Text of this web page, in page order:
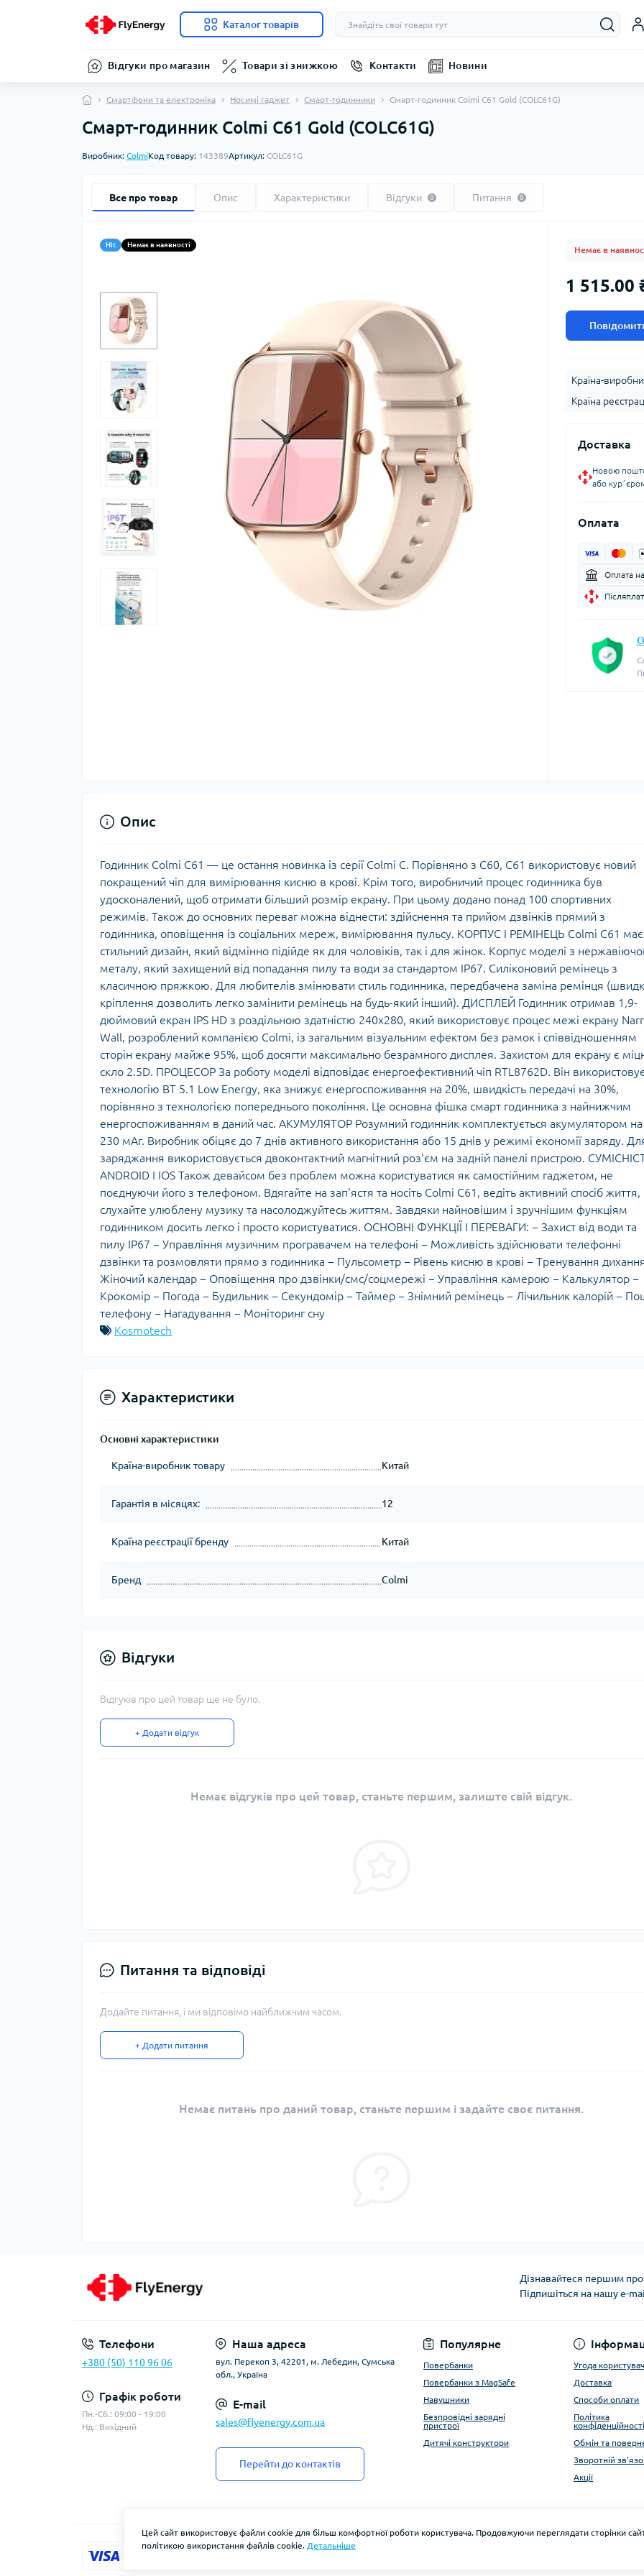
Каталог товарів
Відгуки про магазин Товари зі знижкою Контакти Новини
Смартфони та електроніка Носимі гаджет Смарт-годинники Смарт-годинник Colmi C61 Gold (COLC61G)
Смарт-годинник Colmi C61 Gold (COLC61G)
Виробник: ColmiКод товару: 143389Артикул: COLC61G
Все про товар Опис Характеристики Відгуки 0 Питання 0
Hit Немає в наявності
Немає в
1 515.00
Країна-
Країна
Доставка
Новою
або
Оплата
Оплата
Опис
Годинник Colmi C61 — це остання новинка із серії Colmi C. Порівняно з C60, C61 використовує новий
покращений чіп для вимірювання кисню в крові. Крім того, виробничий процес годинника був
удосконалений, щоб отримати більший розмір екрану. При цьому додано понад 100 спортивних
режимів. Також до основних переваг можна віднести: здійснення та прийом дзвінків прямий з
годинника, оповіщення із соціальних мереж, вимірювання пульсу. КОРПУС І РЕМІНЕЦЬ Colmi C61 має
стильний дизайн, який відмінно підійде як для чоловіків, так і для жінок. Корпус моделі з
металу, який захищений від попадання пилу та води за стандартом IP67. Силіконовий ремінець з
класичною пряжкою. Для любителів змінювати стиль годинника, передбачена заміна ремінця
кріплення дозволить легко замінити ремінець на будь-який інший). ДИСПЛЕЙ Годинник отримав 1,9-
дюймовий екран IPS HD з роздільною здатністю 240x280, який використовує процес межі екрану
Wall, розроблений компанією Colmi, із загальним візуальним ефектом без рамок і співвідношенням
сторін екрану майже 95%, щоб досягти максимально безрамного дисплея. Захистом для екрану є
скло 2.5D. ПРОЦЕСОР За роботу моделі відповідає енергоефективний чіп RTL8762D. Він
технологію BT 5.1 Low Energy, яка знижує енергоспоживання на 20%, швидкість передачі на 30%,
порівняно з технологією попереднього покоління. Це основна фішка смарт годинника з найнижчим
енергоспоживанням в даний час. АКУМУЛЯТОР Розумний годинник комплектується акумулятором на
230 мАг. Виробник обіцяє до 7 днів активного використання або 15 днів у режимі економії заряду.
заряджання використовується двоконтактний магнітний роз'єм на задній панелі пристрою.
ANDROID І IOS Також девайсом без проблем можна користуватися як самостійним гаджетом, не
поєднуючи його з телефоном. Вдягайте на зап'ястя та носіть Colmi C61, ведіть активний спосіб життя,
слухайте улюблену музику та насолоджуйтесь життям. Завдяки найновішим і зручнішим функціям
годинником досить легко і просто користуватися. ОСНОВНІ ФУНКЦІЇ І ПЕРЕВАГИ: − Захист від води та
пилу IP67 − Управління музичним програвачем на телефоні − Можливість здійснювати телефонні
дзвінки та розмовляти прямо з годинника − Пульсометр − Рівень кисню в крові − Тренування
Жіночий календар − Оповіщення про дзвінки/смс/соцмережі − Управління камерою − Калькулятор −
Крокомір − Погода − Будильник − Секундомір − Таймер − Знімний ремінець − Лічильник калорій −
телефону − Нагадування − Моніторинг сну
Kosmotech
Характеристики
Основні характеристики
Країна-виробник товару Китай
Гарантія в місяцях: 12
Країна реєстрації бренду Китай
Бренд Colmi
Відгуки
Відгуків про цей товар ще не було.
+ Додати відгук
Немає відгуків про цей товар, станьте першим, залиште свій відгук.
Питання та відповіді
Додайте питання, і ми відповімо найближчим часом.
+ Додати питання
Немає питань про даний товар, станьте першим і задайте своє питання.
Дізнавайтеся першим про
Підпишіться на нашу e-
Телефони
+380 (50) 110 96 06
Графік роботи
Пн.-Сб.: 09:00 - 19:00
Нд.: Вихідний
Наша адреса
вул. Перекоп 3, 42201, м. Лебедин, Сумська
обл., Україна
E-mail
sales@flyenergy.com.ua
Перейти до контактів
Популярне
Повербанки
Повербанки з MagSafe
Навушники
Безпровідні зарядні
пристрої
Дитячі конструктори
Угода
Доставка
Способи оплати
Політика
Обмін та
Зворотній
Акції
Цей сайт використовує файли cookie для більш комфортної роботи користувача. Продовжуючи переглядати сторінки
політикою використання файлів cookie. Детальніше